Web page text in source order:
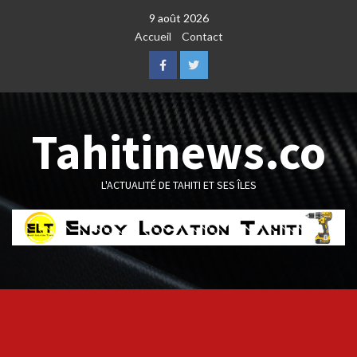
9 août 2026
Accueil
Contact
FacebookTwitter
Tahitinews.co
L'ACTUALITÉ DE TAHITI ET SES ÎLES